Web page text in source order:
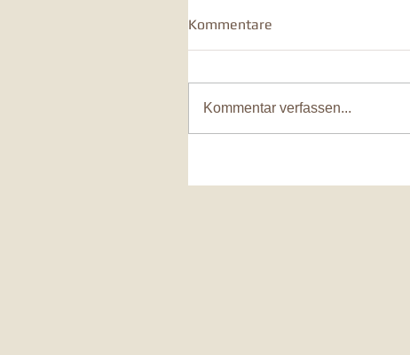
Kommentare
Kommentar verfassen...